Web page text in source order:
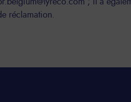
; il a
réclamation.